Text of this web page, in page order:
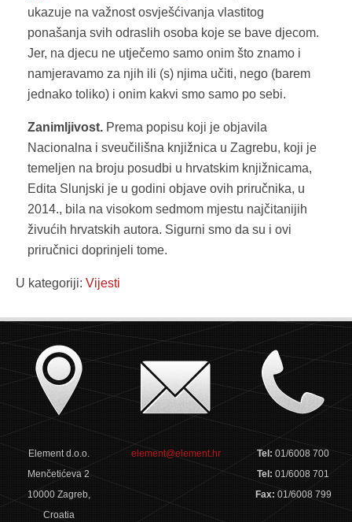
ukazuje na važnost osvješćivanja vlastitog
ponašanja svih odraslih osoba koje se bave djecom.
Jer, na djecu ne utječemo samo onim što znamo i
namjeravamo za njih ili (s) njima učiti, nego (barem
jednako toliko) i onim kakvi smo samo po sebi.
Zanimljivost. Prema popisu koji je objavila
Nacionalna i sveučilišna knjižnica u Zagrebu, koji je
temeljen na broju posudbi u hrvatskim knjižnicama,
Edita Slunjski je u godini objave ovih priručnika, u
2014., bila na visokom sedmom mjestu najčitanijih
živućih hrvatskih autora. Sigurni smo da su i ovi
priručnici doprinjeli tome.
U kategoriji: Vijesti
Element d.o.o.
Menčetićeva 2
10000 Zagreb,
Croatia
element@element.hr Tel:01/6008 700
Tel:01/6008 701
Fax: 01/6008 799